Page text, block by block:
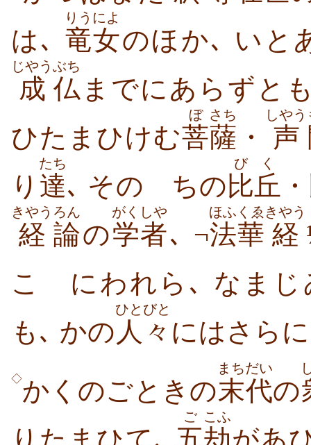
は､ 竜女
りうによ
のほか､ いと
成
じやう
仏
ぶち
までにあらずと
ひたまひけむ菩
ぼ
薩
さち
・ 声
しやう
り 達
たち
､ そのゝちの比丘
びく
・
経
きやう
論
ろん
の学者
がくしや
､ ¬法華
ほふくゑ
経
きやう
こゝにわれら､ なまじ
も､ かの 人々
ひとびと
にはさら
◇かくのごときの末代
まちだい
の
りたまひて､ 五
ご
劫
こふ
があ